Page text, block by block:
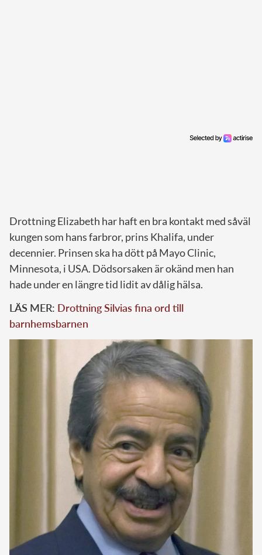
Drottning Elizabeth har haft en bra kontakt med såväl
kungen som hans farbror, prins Khalifa, under
decennier. Prinsen ska ha dött på Mayo Clinic,
Minnesota, i USA. Dödsorsaken är okänd men han
hade under en längre tid lidit av dålig hälsa.
LÄS MER: Drottning Silvias fina ord till
barnhemsbarnen